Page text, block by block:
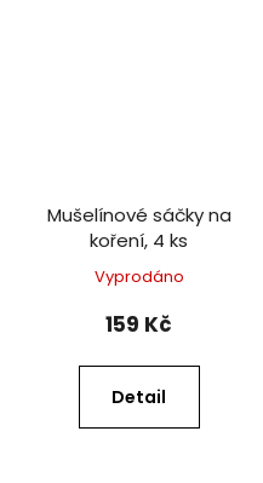
Mušelínové sáčky na
koření, 4 ks
Vyprodáno
159 Kč
Detail